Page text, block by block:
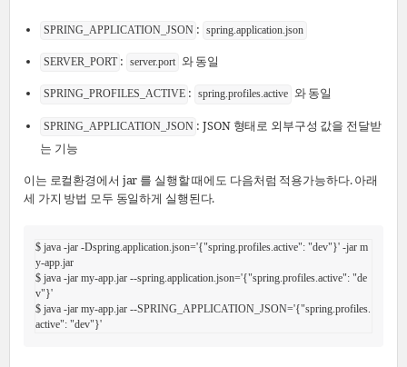
SPRING_APPLICATION_JSON : spring.application.json
SERVER_PORT : server.port 와 동일
SPRING_PROFILES_ACTIVE : spring.profiles.active 와 동일
SPRING_APPLICATION_JSON : JSON 형태로 외부구성 값을 전달받
는 기능
이는 로컬환경에서 jar 를 실행할 때에도 다음처럼 적용가능하다. 아래
세 가지 방법 모두 동일하게 실행된다.
$ java -jar -Dspring.application.json='{"spring.profiles.active": "dev"}' -jar m
y-app.jar
$ java -jar my-app.jar --spring.application.json='{"spring.profiles.active": "de
v"}'
$ java -jar my-app.jar --SPRING_APPLICATION_JSON='{"spring.profiles.
active": "dev"}'